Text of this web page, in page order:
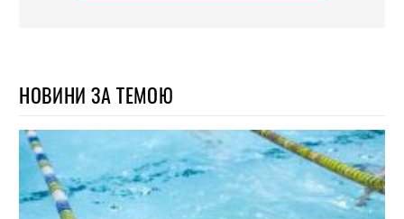
НОВИНИ ЗА ТЕМОЮ